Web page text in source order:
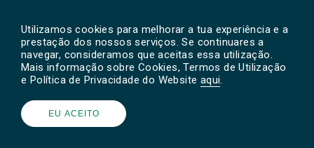
Utilizamos cookies para melhorar a tua experiência e a
prestação dos nossos serviços. Se continuares a
navegar, consideramos que aceitas essa utilização.
Mais informação sobre Cookies, Termos de Utilização
e Política de Privacidade do Website aqui.
EU ACEITO
Powered by © PAN 2026